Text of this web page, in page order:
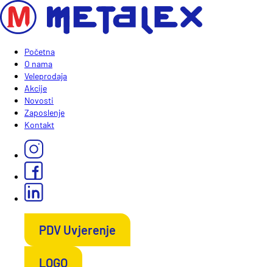
Početna
O nama
Veleprodaja
Akcije
Novosti
Zaposlenje
Kontakt
PDV Uvjerenje
LOGO